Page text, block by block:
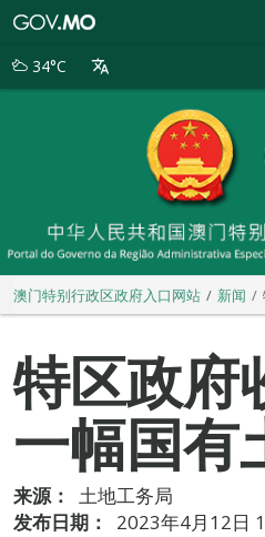
别
34°C
澳门特别行政区政府入口网站 新闻
特区政府
一幅国有
来源：
土地工务局
发布日期：
2023年4月12日